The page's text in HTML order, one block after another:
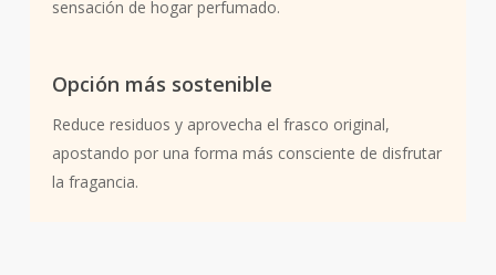
sensación de hogar perfumado.
Opción más sostenible
Reduce residuos y aprovecha el frasco original,
apostando por una forma más consciente de disfrutar
la fragancia.